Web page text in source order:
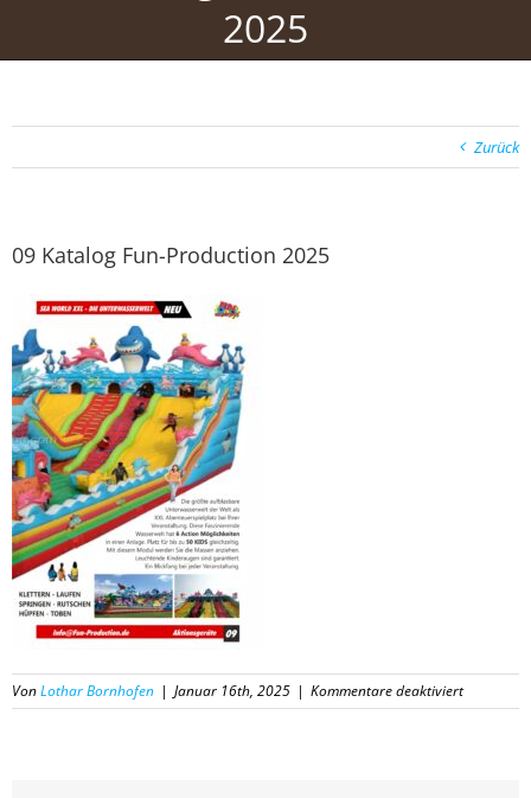
2025
Zurück
09 Katalog Fun-Production 2025
VonLothar Bornhofen | Januar 16th, 2025 | Kommentare deaktiviertfür
09